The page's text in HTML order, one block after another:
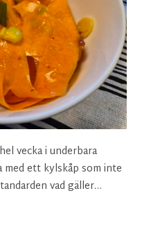
vecka i underbara
med ett kylskåp som inte
vad gäller…